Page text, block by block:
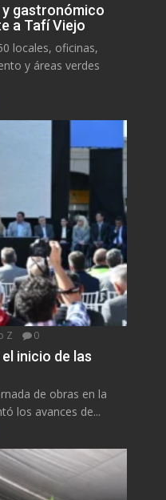
gastronómico
a Tafí Viejo
locales, oficinas,
y áreas verdes
Z 0
inicio de las
de obras en la
los avances de...